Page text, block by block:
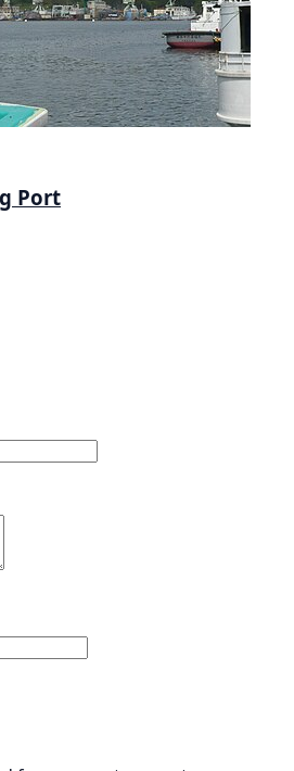
Port